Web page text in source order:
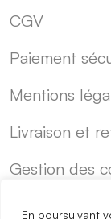
En poursuivant
CGV
Paiement
Mentions
Livraison et
Gestion des